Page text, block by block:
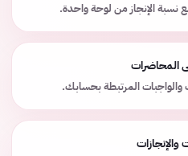
نسبة الإنجاز من لوحة واحدة.
المحاضرات
والواجبات المرتبطة بحسابك.
والإنجازات